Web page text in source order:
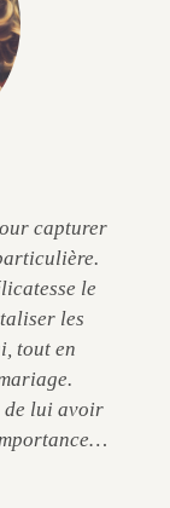
capturer
le
les
tout en
de lui avoir